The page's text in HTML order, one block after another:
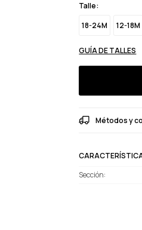
Talle:
18-24M
12-18M
GUÍA DE TALLES
Métodos y
Sección